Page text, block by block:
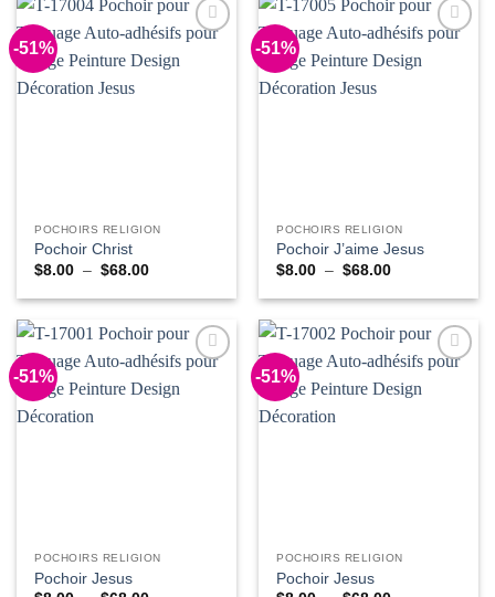
-51%
Wishlist
POCHOIRS RELIGION
Pochoir Christ
$8.00 – $68.00Plage
prix :
$68.00
-51%
Wishlist
POCHOIRS RELIGION
Pochoir J’aime Jesus
$8.00 – $68.00Plage
prix :
$68.00
-51%
Wishlist
POCHOIRS RELIGION
Pochoir Jesus
-51%
Wishlist
POCHOIRS RELIGION
Pochoir Jesus